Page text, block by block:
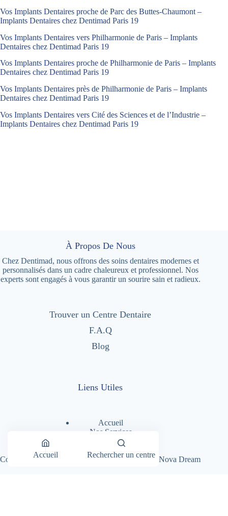
Vos Implants Dentaires proche de Parc des Buttes-Chaumont –
Implants Dentaires chez Dentimad Paris 19
Vos Implants Dentaires vers Philharmonie de Paris – Implants
Dentaires chez Dentimad Paris 19
Vos Implants Dentaires proche de Philharmonie de Paris – Implants
Dentaires chez Dentimad Paris 19
Vos Implants Dentaires près de Philharmonie de Paris – Implants
Dentaires chez Dentimad Paris 19
Vos Implants Dentaires vers Cité des Sciences et de l’Industrie –
Implants Dentaires chez Dentimad Paris 19
À Propos De Nous
Chez Dentimad, nous offrons des soins dentaires modernes et
personnalisés dans un cadre chaleureux et professionnel. Nos
experts sont engagés à vous garantir un sourire sain et radieux.
Trouver un Centre Dentaire
F.A.Q
Blog
Liens Utiles
Accueil
Nos Services
Nos Centres Dentaires
A Propos
Copyright © 2026 - Dentimad |Création Site par Nova Dream
Accueil Rechercher un centre